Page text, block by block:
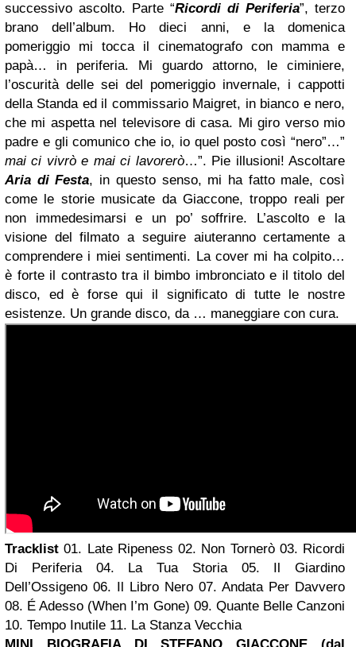
successivo ascolto.
Parte “Ricordi di Periferia”, terzo
brano dell’album.
Ho dieci anni, e la domenica
pomeriggio mi tocca il cinematografo con mamma e
papà… in periferia. Mi guardo attorno, le ciminiere,
l’oscurità delle sei del pomeriggio invernale, i cappotti
della Standa ed il commissario Maigret, in bianco e nero,
che mi aspetta nel televisore di casa. Mi giro verso mio
padre e gli comunico che io, io quel posto così “nero”…”
mai ci vivrò e mai ci lavorerò…”. Pie illusioni! Ascoltare
Aria di Festa, in questo senso, mi ha fatto male, così
come le storie musicate da Giaccone, troppo reali per
non immedesimarsi e un po’ soffrire.
L’ascolto e la
visione del filmato a seguire aiuteranno certamente a
comprendere i miei sentimenti. La cover mi ha colpito…
è forte il contrasto tra il bimbo imbronciato e il titolo del
disco, ed è forse qui il significato di tutte le nostre
esistenze. Un grande disco, da … maneggiare con cura.
Tracklist 01. Late Ripeness 02. Non Tornerò 03. Ricordi
Di Periferia
04. La Tua Storia
05. Il Giardino
Dell’Ossigeno 06. Il Libro Nero 07. Andata Per Davvero
08. É Adesso (When I’m Gone) 09. Quante Belle Canzoni
10. Tempo Inutile 11. La Stanza Vecchia